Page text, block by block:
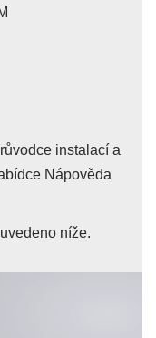
instalací a
Nápověda
níže.